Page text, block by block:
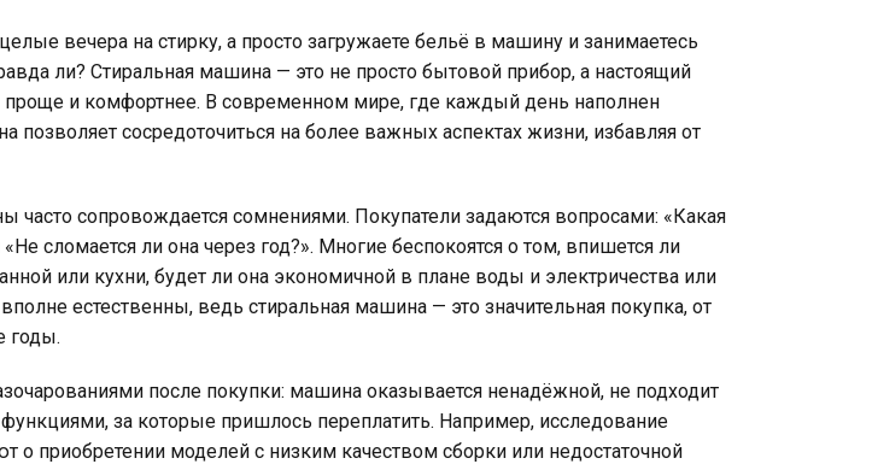
вечера на стирку, а просто загружаете бельё в машину и занимаетесь
ли? Стиральная машина — это не просто бытовой прибор, а настоящий
и комфортнее. В современном мире, где каждый день наполнен
позволяет сосредоточиться на более важных аспектах жизни, избавляя от
сопровождается сомнениями. Покупатели задаются вопросами: «Какая
сломается ли она через год?». Многие беспокоятся о том, впишется ли
или кухни, будет ли она экономичной в плане воды и электричества или
естественны, ведь стиральная машина — это значительная покупка, от
годы.
после покупки: машина оказывается ненадёжной, не подходит
за которые пришлось переплатить. Например, исследование
о приобретении моделей с низким качеством сборки или недостаточной